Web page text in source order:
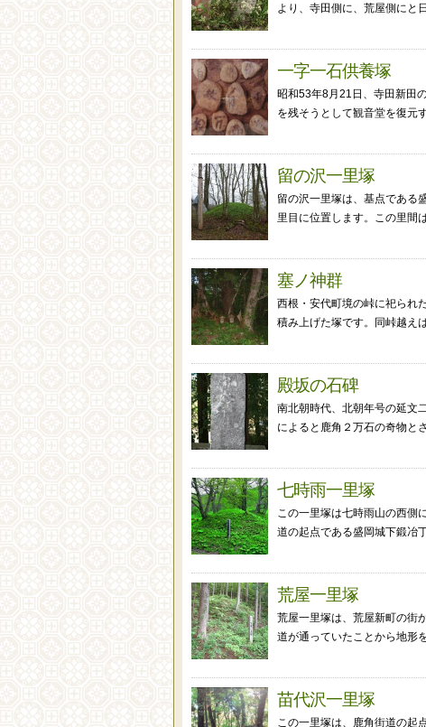
より、寺田側に、荒屋側にと
一字一石供養塚
昭和53年8月21日、寺田新田
を残そうとして観音堂を復元
留の沢一里塚
留の沢一里塚は、基点である
里目に位置します。この里間
塞ノ神群
西根・安代町境の峠に祀られ
積み上げた塚です。同峠越え
殿坂の石碑
南北朝時代、北朝年号の延文
によると鹿角２万石の奇物と
七時雨一里塚
この一里塚は七時雨山の西側
道の起点である盛岡城下鍛冶
荒屋一里塚
荒屋一里塚は、荒屋新町の街
道が通っていたことから地形
苗代沢一里塚
この一里塚は、鹿角街道の起